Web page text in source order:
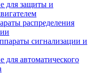
для защиты и
распределения
сигнализации и
для автоматического